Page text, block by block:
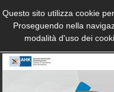
Questo sito utilizza cookie
Proseguendo nella
modalità d'uso dei